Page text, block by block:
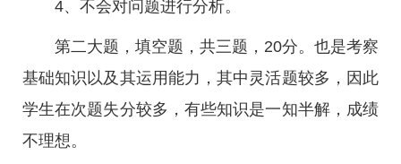
4、不会对问题进行分析。
第二大题，填空题，共三题，20分。也是考察
基础知识以及其运用能力，其中灵活题较多，因此
学生在次题失分较多，有些知识是一知半解，成绩
不理想。